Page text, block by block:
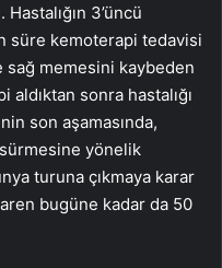
3’üncü
süre kemoterapi tedavisi
sağ memesini kaybeden
aldıktan sonra hastalığı
son aşamasında,
yönelik
turuna çıkmaya karar
bugüne kadar da 50